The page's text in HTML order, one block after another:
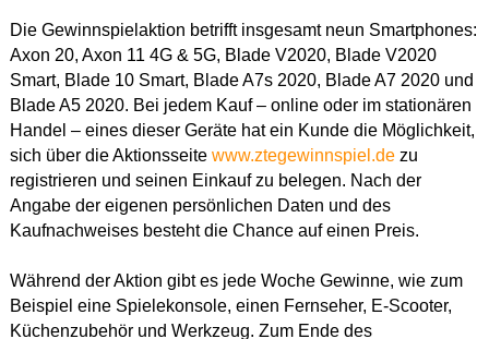
Die Gewinnspielaktion betrifft insgesamt neun Smartphones:
Axon 20, Axon 11 4G & 5G, Blade V2020, Blade V2020
Smart, Blade 10 Smart, Blade A7s 2020, Blade A7 2020 und
Blade A5 2020. Bei jedem Kauf – online oder im stationären
Handel – eines dieser Geräte hat ein Kunde die Möglichkeit,
sich über die Aktionsseite www.ztegewinnspiel.dezu
registrieren und seinen Einkauf zu belegen. Nach der
Angabe der eigenen persönlichen Daten und des
Kaufnachweises besteht die Chance auf einen Preis.
Während der Aktion gibt es jede Woche Gewinne, wie zum
Beispiel eine Spielekonsole, einen Fernseher, E-Scooter,
Küchenzubehör und Werkzeug. Zum Ende des